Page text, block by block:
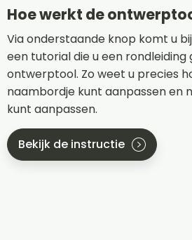
Hoe werkt de
Via onderstaande knop komt u
een tutorial die u een
ontwerptool. Zo weet u precies
naambordje kunt aanpassen en
kunt aanpassen.
Bekijk de instructie